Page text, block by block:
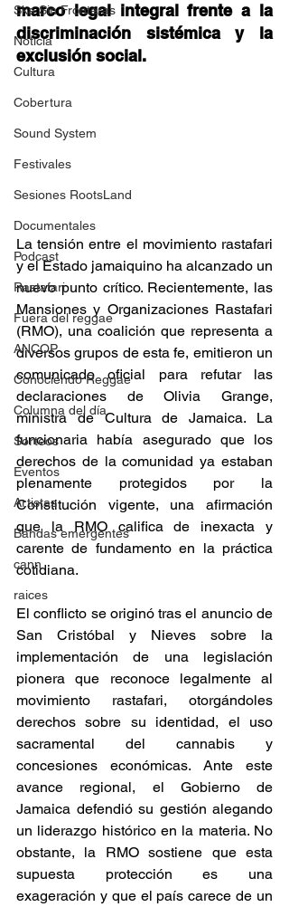
Ska Sin Fronteras
Noticia
Cultura
Cobertura
Sound System
Festivales
Sesiones RootsLand
Documentales
Podcast
Rastafari
Fuera del reggae
ANCOP
Conociendo Reggae
Columna del día
Sorteos
Eventos
Artistas
Bandas emergentes
cann
raices
marco legal integral frente a la
discriminación sistémica y la
exclusión social.
La tensión entre el movimiento rastafari
y el Estado jamaiquino ha alcanzado un
nuevo punto crítico. Recientemente, las
Mansiones y Organizaciones Rastafari
(RMO), una coalición que representa a
diversos grupos de esta fe, emitieron un
comunicado oficial para refutar las
declaraciones de Olivia Grange,
ministra de Cultura de Jamaica. La
funcionaria había asegurado que los
derechos de la comunidad ya estaban
plenamente protegidos por la
Constitución vigente, una afirmación
que la RMO califica de inexacta y
carente de fundamento en la práctica
cotidiana.
El conflicto se originó tras el anuncio de
San Cristóbal y Nieves sobre la
implementación de una legislación
pionera que reconoce legalmente al
movimiento rastafari, otorgándoles
derechos sobre su identidad, el uso
sacramental del cannabis y
concesiones económicas. Ante este
avance regional, el Gobierno de
Jamaica defendió su gestión alegando
un liderazgo histórico en la materia. No
obstante, la RMO sostiene que esta
supuesta protección es una
exageración y que el país carece de un